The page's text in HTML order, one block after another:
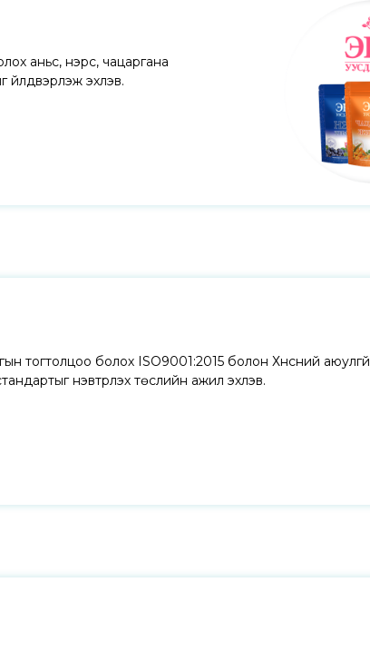
аньс, нэрс, чацаргана
үйлдвэрлэж эхлэв.
тогтолцоо болох ISO9001:2015 болон Хүнсний аюулгүй
нэвтрүүлэх тѳслийн ажил эхлэв.